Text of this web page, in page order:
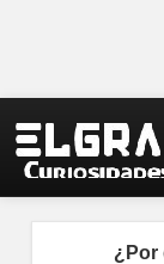
¿Por